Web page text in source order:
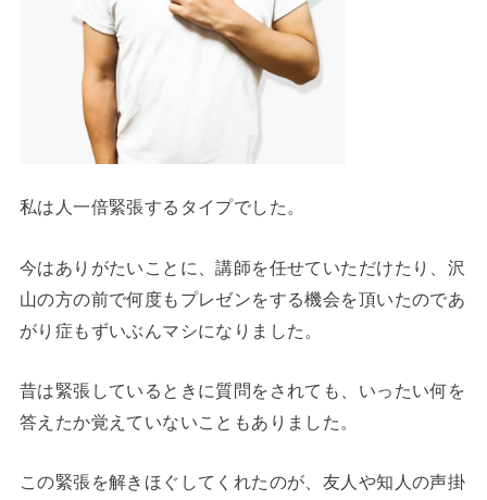
私は人一倍緊張するタイプでした。
今はありがたいことに、講師を任せていただけたり、沢
山の方の前で何度もプレゼンをする機会を頂いたのであ
がり症もずいぶんマシになりました。
昔は緊張しているときに質問をされても、いったい何を
答えたか覚えていないこともありました。
この緊張を解きほぐしてくれたのが、友人や知人の声掛